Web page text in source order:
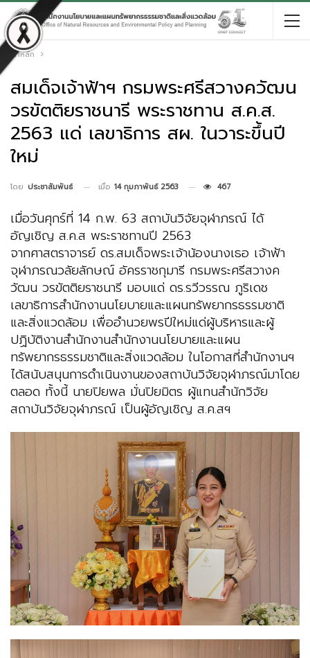
หน้าหลัก
สมเด็จเจ้าฟ้าฯ กรมพระศรีสวางควัฒน
วรขัตติยราชนารี พระราชทาน ส.ค.ส.
2563 แด่ เลขาธิการ สผ. ในวาระขึ้นปี
ใหม่
โดย ประชาสัมพันธ์ เมื่อ 14 กุมภาพันธ์ 2563 467
เมื่อวันศุกร์ที่ 14 ก.พ. 63 สถาบันวิจัยจุฬาภรณ์ ได้
อัญเชิญ ส.ค.ส พระราชทานปี 2563
จากศาสตราจารย์ ดร.สมเด็จพระเจ้าน้องนางเธอ เจ้าฟ้า
จุฬาภรณวลัยลักษณ์ อัครราชกุมารี กรมพระศรีสวางค
วัฒน วรขัตติยราชนารี มอบแด่ ดร.รวีวรรณ ภูริเดช
เลขาธิการสำนักงานนโยบายและแผนทรัพยากรธรรมชาติ
และสิ่งแวดล้อม เพื่ออำนวยพรปีใหม่แด่ผู้บริหารและผู้
ปฏิบัติงานสำนักงานสำนักงานนโยบายและแผน
ทรัพยากรธรรมชาติและสิ่งแวดล้อม ในโอกาสที่สำนักงานฯ
ได้สนับสนุนการดำเนินงานของสถาบันวิจัยจุฬาภรณ์มาโดย
ตลอด ทั้งนี้ นายปิยพล มั่นปิยมิตร ผู้แทนสำนักวิจัย
สถาบันวิจัยจุฬาภรณ์ เป็นผู้อัญเชิญ ส.ค.สฯ